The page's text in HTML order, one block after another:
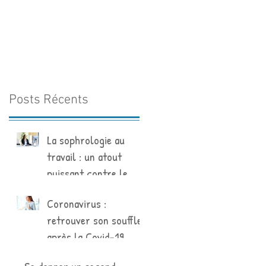
Posts Récents
La sophrologie au
travail : un atout
puissant contre le
Coronavirus :
retrouver son souffle
après la Covid-19